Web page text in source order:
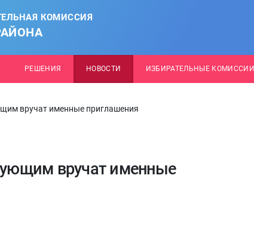
КОМИССИЯ
РЕШЕНИЯ НОВОСТИ ИЗБИРАТЕЛЬНЫЕ КОМИССИИ
вручат именные приглашения
вручат именные